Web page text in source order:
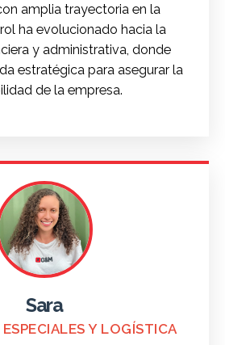
amplia trayectoria en la
ha evolucionado hacia la
y administrativa, donde
estratégica para asegurar la
de la empresa.
Sara
Y LOGÍSTICA